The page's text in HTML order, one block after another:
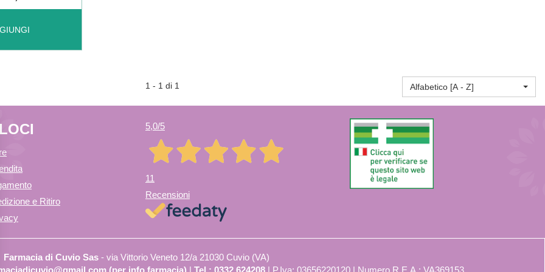
1 - 1 di 1 Alfabetico [A - Z]
e Ritiro
5,0/5
11
Recensioni
Farmacia di Cuvio Sas- via Vittorio Veneto 12/a 21030 Cuvio (VA)